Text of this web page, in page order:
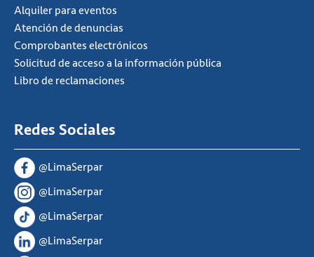
Alquiler para eventos
Atención de denuncias
Comprobantes electrónicos
Solicitud de acceso a la información pública
Libro de reclamaciones
Redes Sociales
@LimaSerpar
@LimaSerpar
@LimaSerpar
@LimaSerpar